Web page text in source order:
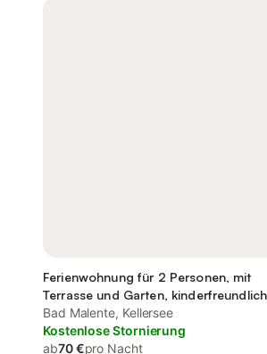
Ferienwohnung für 2 Personen, mit
Terrasse und Garten, kinderfreundlich
Bad Malente, Kellersee
Kostenlose Stornierung
ab70 €pro Nacht